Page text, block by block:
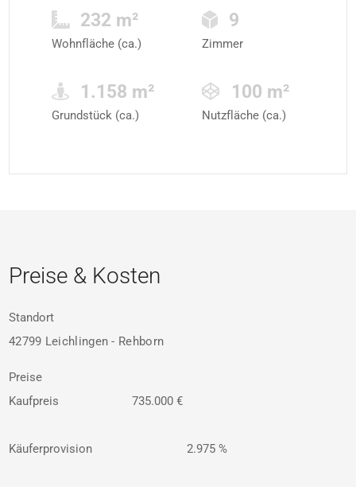
232 m²
Wohnfläche (ca.)
9
Zimmer
1.158 m²
Grundstück (ca.)
100 m²
Nutzfläche (ca.)
Preise & Kosten
Standort
42799 Leichlingen - Rehborn
Preise
Kaufpreis
735.000 €
Käuferprovision 2.975 %